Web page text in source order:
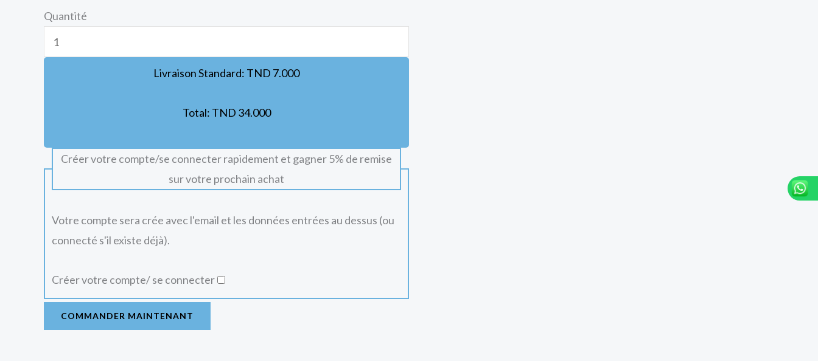
Quantité
Livraison Standard: TND 7.000
Total: TND 34.000
Créer votre compte/se connecter rapidement et gagner 5% de remise
sur votre prochain achat
Votre compte sera crée avec l'email et les données entrées au dessus (ou
connecté s'il existe déjà).
Créer votre compte/ se connecter
COMMANDER MAINTENANT